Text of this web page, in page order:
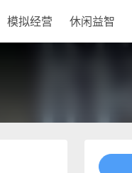
模拟经营 休闲益智